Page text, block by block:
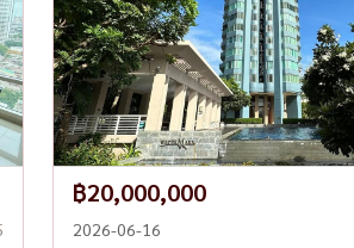
฿20,000,000
2026-06-16